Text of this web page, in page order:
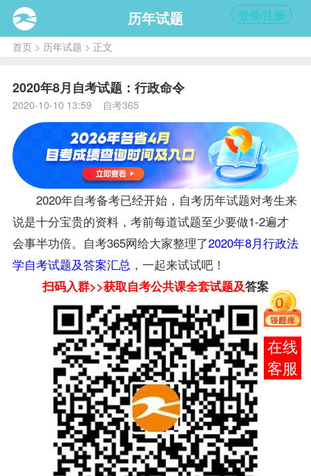
在线
客服
历年试题 登录/注册
首页> 历年试题 > 正文
2020年8月自考试题：行政命令
2020-10-10 13:59 自考365
2020年自考备考已经开始，自考历年试题对考生来
说是十分宝贵的资料，考前每道试题至少要做1-2遍才
会事半功倍。自考365网给大家整理了2020年8月行政法
学自考试题及答案汇总 ，一起来试试吧！
扫码入群>>获取自考公共课全套试题及答案